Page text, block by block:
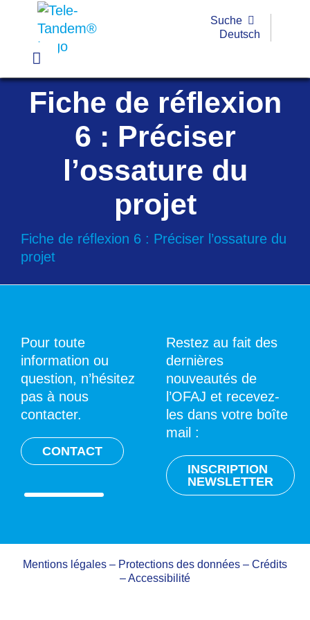
Passer
contenu
Toggle
Navigation
Pratique
Exemples
Outils
Formations
Subvention
Suche
Deutsch
Fiche de réflexion
6 : Préciser
l’ossature du
projet
Fiche de réflexion 6 : Préciser l’ossature du
projet
Pour toute
information ou
question, n’hésitez
pas à nous
contacter.
CONTACT
Restez au fait des
dernières
nouveautés de
l’OFAJ et recevez-
les dans votre boîte
mail :
INSCRIPTION
NEWSLETTER
Mentions légales – Protections des données – Crédits
–Accessibilité